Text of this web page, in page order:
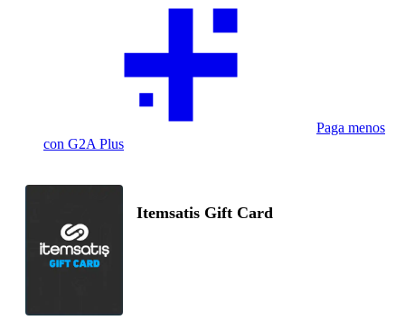
Paga menos
con G2A Plus
Itemsatis Gift Card